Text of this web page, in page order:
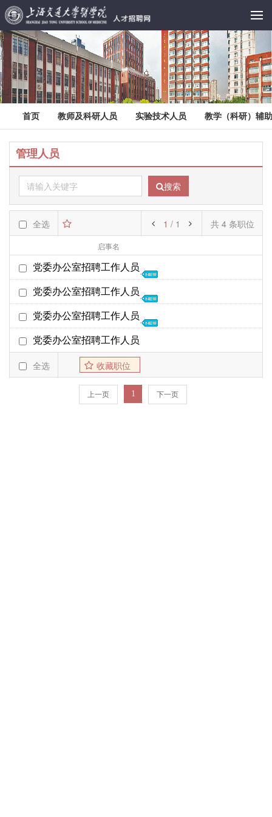
首页 教师及科研人员 实验技术人员 教学（科研）辅
管理人员
搜索
全选 共 4 条职位
1 / 1
启事名
部门名
截至日期
发布时间
党委办公室招聘工作人员
党委办公室
26年02月28日 01-21
党委办公室招聘工作人员
党委办公室
25年04月30日 01-06
党委办公室招聘工作人员
党委办公室
21年01月15日 12-15
党委办公室招聘工作人员
党委办公室
17年03月07日 02-21
全选 收藏职位
上一页 1 下一页